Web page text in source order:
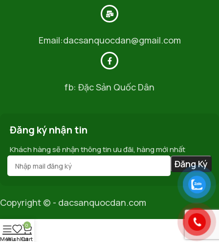
Email:dacsanquocdan@gmail.com
fb: Đặc Sản Quốc Dân
Đăng ký nhận tin
Khách hàng sẽ nhận thông tin ưu đãi, hàng mới nhất
Copyright © - dacsanquocdan.com
Menu
Wishlist
0
Cart